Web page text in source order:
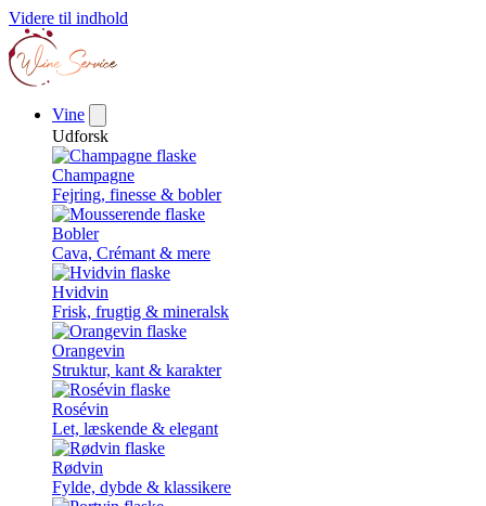
Videre til indhold
Vine
Udforsk
Champagne
Fejring, finesse & bobler
Bobler
Cava, Crémant & mere
Hvidvin
Frisk, frugtig & mineralsk
Orangevin
Struktur, kant & karakter
Rosévin
Let, læskende & elegant
Rødvin
Fylde, dybde & klassikere